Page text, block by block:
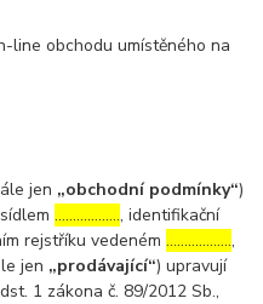
line obchodu umístěného na
jen „obchodní podmínky“)
………………, identifikační
rejstříku vedeném………………,
jen „prodávající“) upravují
1 zákona č. 89/2012 Sb.,